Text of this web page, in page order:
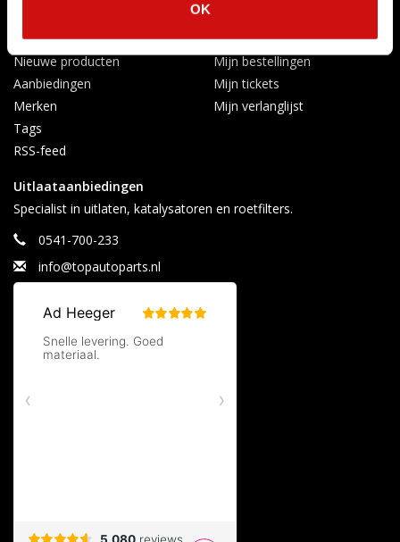
OK
Alle producten
Nieuwe producten
Aanbiedingen
Merken
Tags
RSS-feed
Registreren
Mijn bestellingen
Mijn tickets
Mijn verlanglijst
Uitlaataanbiedingen
Specialist in uitlaten, katalysatoren en roetfilters.
0541-700-233
info@topautoparts.nl